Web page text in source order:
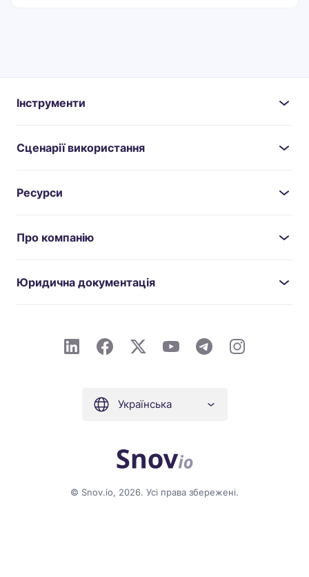
Інструменти
Сценарії використання
Ресурси
Про компанію
Юридична документація
© Snov.io, 2026. Усі права збережені.
Українська